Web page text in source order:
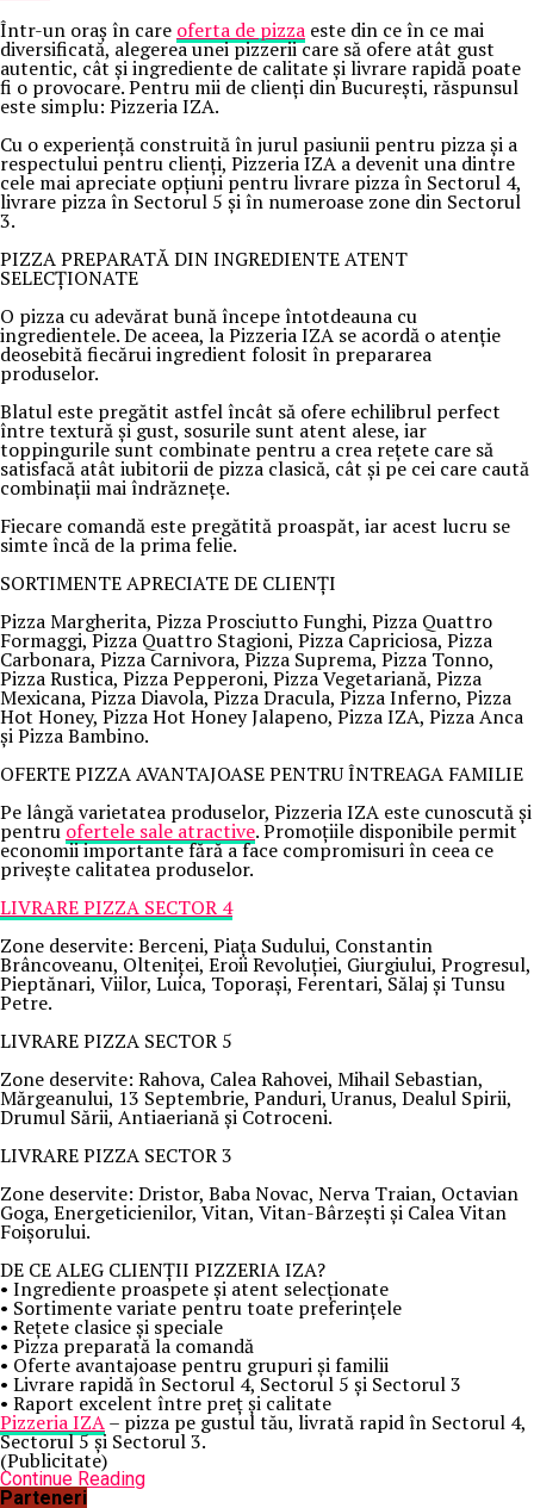
Într-un oraș în care oferta de pizza este din ce în ce mai
diversificată, alegerea unei pizzerii care să ofere atât gust
autentic, cât și ingrediente de calitate și livrare rapidă poate
fi o provocare. Pentru mii de clienți din București, răspunsul
este simplu: Pizzeria IZA.
Cu o experiență construită în jurul pasiunii pentru pizza și a
respectului pentru clienți, Pizzeria IZA a devenit una dintre
cele mai apreciate opțiuni pentru livrare pizza în Sectorul 4,
livrare pizza în Sectorul 5 și în numeroase zone din Sectorul
3.
PIZZA PREPARATĂ DIN INGREDIENTE ATENT
SELECȚIONATE
O pizza cu adevărat bună începe întotdeauna cu
ingredientele. De aceea, la Pizzeria IZA se acordă o atenție
deosebită fiecărui ingredient folosit în prepararea
produselor.
Blatul este pregătit astfel încât să ofere echilibrul perfect
între textură și gust, sosurile sunt atent alese, iar
toppingurile sunt combinate pentru a crea rețete care să
satisfacă atât iubitorii de pizza clasică, cât și pe cei care caută
combinații mai îndrăznețe.
Fiecare comandă este pregătită proaspăt, iar acest lucru se
simte încă de la prima felie.
SORTIMENTE APRECIATE DE CLIENȚI
Pizza Margherita, Pizza Prosciutto Funghi, Pizza Quattro
Formaggi, Pizza Quattro Stagioni, Pizza Capriciosa, Pizza
Carbonara, Pizza Carnivora, Pizza Suprema, Pizza Tonno,
Pizza Rustica, Pizza Pepperoni, Pizza Vegetariană, Pizza
Mexicana, Pizza Diavola, Pizza Dracula, Pizza Inferno, Pizza
Hot Honey, Pizza Hot Honey Jalapeno, Pizza IZA, Pizza Anca
și Pizza Bambino.
OFERTE PIZZA AVANTAJOASE PENTRU ÎNTREAGA FAMILIE
Pe lângă varietatea produselor, Pizzeria IZA este cunoscută și
pentruofertele sale atractive. Promoțiile disponibile permit
economii importante fără a face compromisuri în ceea ce
privește calitatea produselor.
LIVRARE PIZZA SECTOR 4
Zone deservite: Berceni, Piața Sudului, Constantin
Brâncoveanu, Olteniței, Eroii Revoluției, Giurgiului, Progresul,
Pieptănari, Viilor, Luica, Toporași, Ferentari, Sălaj și Tunsu
Petre.
LIVRARE PIZZA SECTOR 5
Zone deservite: Rahova, Calea Rahovei, Mihail Sebastian,
Mărgeanului, 13 Septembrie, Panduri, Uranus, Dealul Spirii,
Drumul Sării, Antiaeriană și Cotroceni.
LIVRARE PIZZA SECTOR 3
Zone deservite: Dristor, Baba Novac, Nerva Traian, Octavian
Goga, Energeticienilor, Vitan, Vitan-Bârzești și Calea Vitan
Foișorului.
DE CE ALEG CLIENȚII PIZZERIA IZA?
• Ingrediente proaspete și atent selecționate
• Sortimente variate pentru toate preferințele
• Rețete clasice și speciale
• Pizza preparată la comandă
• Oferte avantajoase pentru grupuri și familii
• Livrare rapidă în Sectorul 4, Sectorul 5 și Sectorul 3
• Raport excelent între preț și calitate
Pizzeria IZA– pizza pe gustul tău, livrată rapid în Sectorul 4,
Sectorul 5 și Sectorul 3.
(Publicitate)
Continue Reading
Parteneri